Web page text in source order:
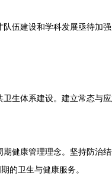
建设和学科发展亟待加强
体系建设。建立常态与应
康管理理念。坚持防治结
的卫生与健康服务。